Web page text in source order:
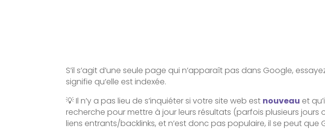
S’il s’agit d’une seule page qui n’apparaît pas dans Google,
signifie qu’elle est indexée.
💡 Il n’y a pas lieu de s’inquiéter si votre site web est nouveau et
recherche pour mettre à jour leurs résultats (parfois plusieurs
liens entrants/backlinks, et n’est donc pas populaire, il se peut que